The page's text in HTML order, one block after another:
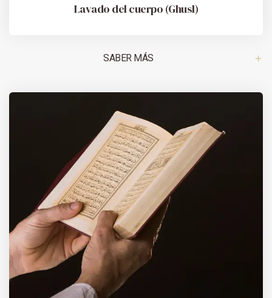
Lavado del cuerpo (Ghusl)
SABER MÁS